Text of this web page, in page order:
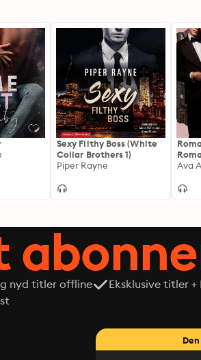
Sexy Filthy Boss (White
Collar Brothers 1)
Piper Rayne
Ava
nyd titler offline Eksklusive titler